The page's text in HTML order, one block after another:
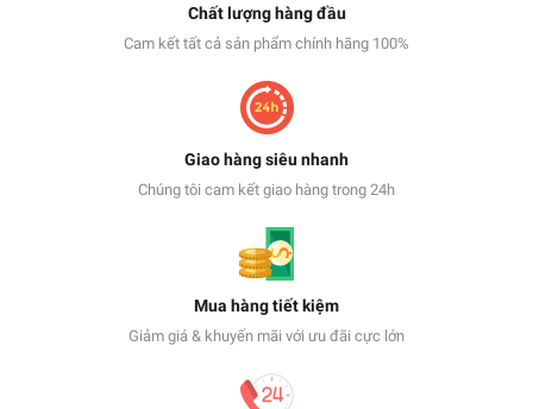
Chất lượng hàng đầu
Cam kết tất cả sản phẩm chính hãng 100%
Giao hàng siêu nhanh
Chúng tôi cam kết giao hàng trong 24h
Mua hàng tiết kiệm
Giảm giá & khuyến mãi với ưu đãi cực lớn